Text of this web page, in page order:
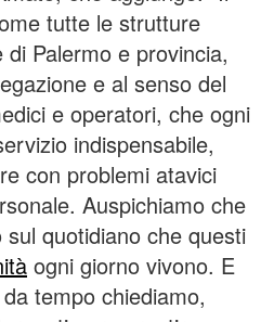
tutte le strutture
Palermo e provincia,
e al senso del
e operatori, che ogni
indispensabile,
con problemi atavici
Auspichiamo che
quotidiano che questi
ogni giorno vivono. E
tempo chiediamo,